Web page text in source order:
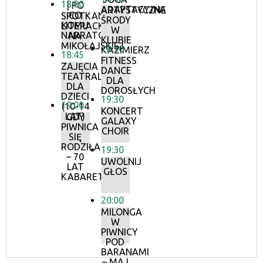
| PO
CO
KOMU
NARRATOR?
18:00
SPOTKANIA
LITERACKIE
NA
MIKOŁAJSKIEJ
18:45
ZAJĘCIA
TEATRALNE
DLA
DZIECI
(10-14
LAT)
19:00
GDY
PIWNICA
SIĘ
RODZIŁA
– 70
LAT
KABARETU
ADAPTACYJNA
ARTYSTYCZNE
ŚRODY
W
KLUBIE
KAZIMIERZ
18:30
FITNESS
DANCE
DLA
DOROSŁYCH
19:30
KONCERT
GALAXY
CHOIR
19:30
UWOLNIJ
GŁOS
20:00
MILONGA
W
PIWNICY
POD
BARANAMI